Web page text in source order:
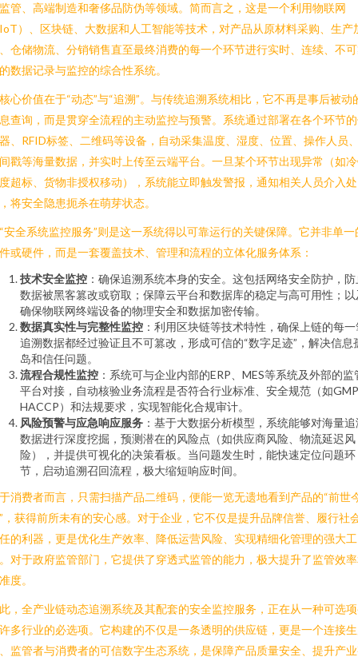
管、高端制造和奢侈品防伪等领域。简而言之，这是一个利用物联网
）、区块链、大数据和人工智能等技术，对产品从原材料采购、生产
仓储物流、分销销售直至最终消费的每一个环节进行实时、连续、不
数据记录与监控的综合性系统。
心价值在于“动态”与“追溯”。与传统追溯系统相比，它不再是事后被动
查询，而是贯穿全流程的主动监控与预警。系统通过部署在各个环节
、RFID标签、二维码等设备，自动采集温度、湿度、位置、操作人员
戳等海量数据，并实时上传至云端平台。一旦某个环节出现异常（如
超标、货物非授权移动），系统能立即触发警报，通知相关人员介入处
将安全隐患扼杀在萌芽状态。
安全系统监控服务”则是这一系统得以可靠运行的关键保障。它并非单一
或硬件，而是一套覆盖技术、管理和流程的立体化服务体系：
技术安全监控 ：确保追溯系统本身的安全。这包括网络安全防护，防
数据被黑客篡改或窃取；保障云平台和数据库的稳定与高可用性；以
确保物联网终端设备的物理安全和数据加密传输。
数据真实性与完整性监控 ：利用区块链等技术特性，确保上链的每
追溯数据都经过验证且不可篡改，形成可信的“数字足迹”，解决信息
岛和信任问题。
流程合规性监控 ：系统可与企业内部的ERP、MES等系统及外部的监
平台对接，自动核验业务流程是否符合行业标准、安全规范（如
HACCP）和法规要求，实现智能化合规审计。
风险预警与应急响应服务 ：基于大数据分析模型，系统能够对海量
数据进行深度挖掘，预测潜在的风险点（如供应商风险、物流延迟风
险），并提供可视化的决策看板。当问题发生时，能快速定位问题环
节，启动追溯召回流程，极大缩短响应时间。
消费者而言，只需扫描产品二维码，便能一览无遗地看到产品的“前世
，获得前所未有的安心感。对于企业，它不仅是提升品牌信誉、履行社
的利器，更是优化生产效率、降低运营风险、实现精细化管理的强大工
对于政府监管部门，它提供了穿透式监管的能力，极大提升了监管效
度。
，全产业链动态追溯系统及其配套的安全监控服务，正在从一种可选
多行业的必选项。它构建的不仅是一条透明的供应链，更是一个连接
监管者与消费者的可信数字生态系统，是保障产品质量安全、提升产